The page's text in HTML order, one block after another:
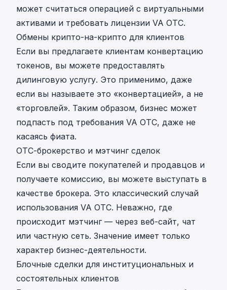
может считаться операцией с виртуальными
активами и требовать лицензии VA OTC.
Обмены крипто-на-крипто для клиентов
Если вы предлагаете клиентам конвертацию
токенов, вы можете предоставлять
дилинговую услугу. Это применимо, даже
если вы называете это «конвертацией», а не
«торговлей». Таким образом, бизнес может
подпасть под требования VA OTC, даже не
касаясь фиата.
OTC-брокерство и мэтчинг сделок
Если вы сводите покупателей и продавцов и
получаете комиссию, вы можете выступать в
качестве брокера. Это классический случай
использования VA OTC. Неважно, где
происходит мэтчинг — через веб-сайт, чат
или частную сеть. Значение имеет только
характер бизнес-деятельности.
Блочные сделки для институциональных и
состоятельных клиентов